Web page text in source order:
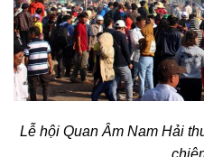
Lễ hội Quan Âm Nam Hải